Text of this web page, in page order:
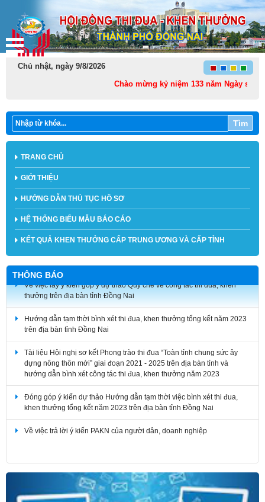
Chủ nhật, ngày 9/8/2026
Chào mừng kỷ niệm 133 năm Ngày sinh
Tìm
TRANG CHỦ
GIỚI THIỆU
HƯỚNG DẪN THỦ TỤC HỒ SƠ
HỆ THỐNG BIỂU MẪU BÁO CÁO
KẾT QUẢ KHEN THƯỞNG CẤP TRUNG ƯƠNG VÀ CẤP TỈNH
THÔNG BÁO
Về việc lấy ý kiến góp ý dự thảo Quy chế về công tác thi đua, khen
thưởng trên địa bàn tỉnh Đồng Nai
Hướng dẫn tạm thời bình xét thi đua, khen thưởng tổng kết năm 2023
trên địa bàn tỉnh Đồng Nai
Tài liệu Hội nghị sơ kết Phong trào thi đua “Toàn tỉnh chung sức ây
dựng nông thôn mới” giai đoạn 2021 - 2025 trên địa bàn tỉnh và
hướng dẫn bình xét công tác thi đua, khen thưởng năm 2023
Đóng góp ý kiến dự thảo Hướng dẫn tạm thời việc bình xét thi đua,
khen thưởng tổng kết năm 2023 trên địa bàn tỉnh Đồng Nai
Về việc trả lời ý kiến PAKN của người dân, doanh nghiệp